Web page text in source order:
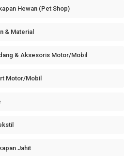
Hewan (Pet Shop)
& Material
& Aksesoris Motor/Mobil
Motor/Mobil
Jahit